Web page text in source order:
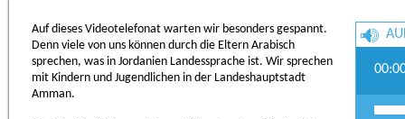
Auf dieses Videotelefonat warten wir besonders gespannt.
Denn viele von uns können durch die Eltern Arabisch
sprechen, was in Jordanien Landessprache ist. Wir sprechen
mit Kindern und Jugendlichen in der Landeshauptstadt
Amman.